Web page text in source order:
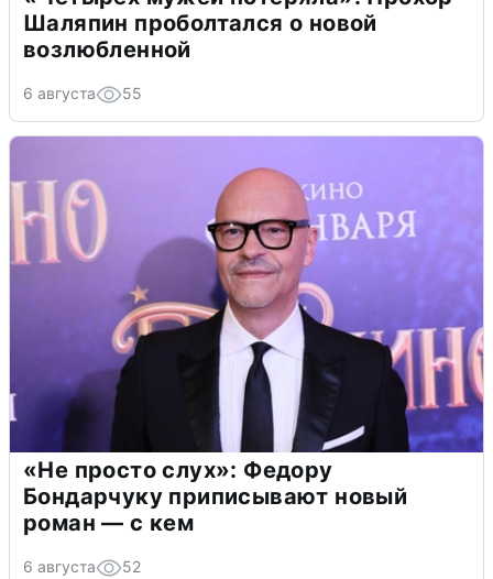
Шаляпин проболтался о новой
возлюбленной
6 августа 55
«Не просто слух»: Федору
Бондарчуку приписывают новый
роман — с кем
6 августа 52